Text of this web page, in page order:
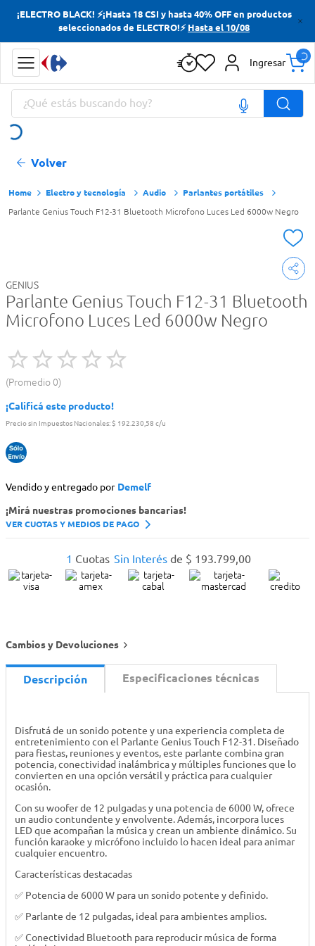
¡ELECTRO BLACK! ⚡¡Hasta 18 CSI y hasta 40% OFF en productos
seleccionados de ELECTRO!⚡ Hasta el 10/08
Ingresar
¿Qué estás buscando hoy?
Volver
Electro y tecnología Audio Parlantes portátiles
Parlante Genius Touch F12-31 Bluetooth Microfono Luces Led 6000w Negro
GENIUS
Parlante Genius Touch F12-31 Bluetooth
Microfono Luces Led 6000w Negro
Promedio 0
¡Calificá este producto!
Precio sin Impuestos Nacionales:$ 192.230,58 c/u
Vendido y entregado por Demelf
¡Mirá nuestras promociones bancarias!
VER CUOTAS Y MEDIOS DE PAGO
1 Cuotas Sin Interésde $ 193.799,00
Cambios y Devoluciones
Descripción Especificaciones técnicas
Disfrutá de un sonido potente y una experiencia completa de
entretenimiento con el Parlante Genius Touch F12-31. Diseñado
para fiestas, reuniones y eventos, este parlante combina gran
potencia, conectividad inalámbrica y múltiples funciones que lo
convierten en una opción versátil y práctica para cualquier
ocasión.
Con su woofer de 12 pulgadas y una potencia de 6000 W, ofrece
un audio contundente y envolvente. Además, incorpora luces
LED que acompañan la música y crean un ambiente dinámico. Su
función karaoke y micrófono incluido lo hacen ideal para animar
cualquier encuentro.
Características destacadas
✅ Potencia de 6000 W para un sonido potente y definido.
✅ Parlante de 12 pulgadas, ideal para ambientes amplios.
✅ Conectividad Bluetooth para reproducir música de forma
Términos más buscados
Yerba
Cerveza
Doves
Términos más buscados
Yerba
Cerveza
Doves
Jabon Tocador